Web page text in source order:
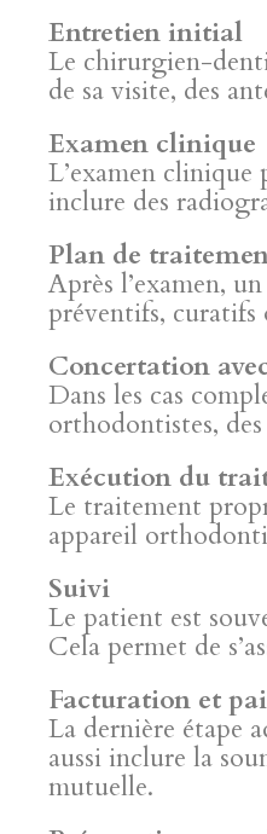
Entretien initial
Le chirurgien-
de sa visite, des
Examen clinique
L’examen
inclure des
Plan de
Après l’examen,
préventifs,
Concertation
Dans les cas
orthodontistes,
Exécution du
Le traitement
appareil
Suivi
Le patient est
Cela permet de
Facturation et
La dernière étape
aussi inclure la
mutuelle.